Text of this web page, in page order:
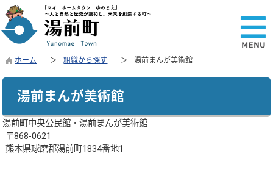
ホーム 組織から探す 湯前まんが美術館
湯前まんが美術館
湯前町中央公民館・湯前まんが美術館
〒868-0621
熊本県球磨郡湯前町1834番地1